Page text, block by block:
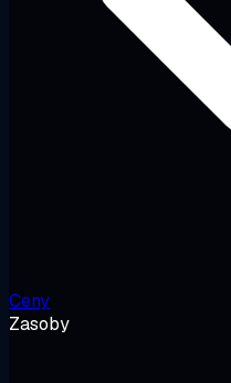
Ceny
Zasoby